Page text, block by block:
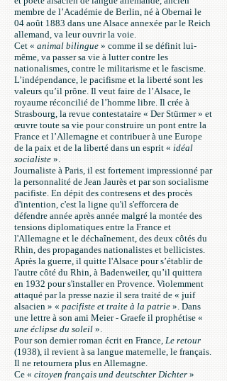
membre de l’Académie de Berlin, né à Obernai le
04 août 1883 dans une Alsace annexée par le Reich
allemand, va leur ouvrir la voie.
Cet « animal bilingue » comme il se définit lui-
même, va passer sa vie à lutter contre les
nationalismes, contre le militarisme et le fascisme.
L’indépendance, le pacifisme et la liberté sont les
valeurs qu’il prône. Il veut faire de l’Alsace, le
royaume réconcilié de l’homme libre. Il crée à
Strasbourg, la revue contestataire « Der Stürmer » et
œuvre toute sa vie pour construire un pont entre la
France et l’Allemagne et contribuer à une Europe
de la paix et de la liberté dans un esprit « idéal
socialiste ».
Journaliste à Paris, il est fortement impressionné par
la personnalité de Jean Jaurès et par son socialisme
pacifiste. En dépit des contresens et des procès
d'intention, c'est la ligne qu'il s'efforcera de
défendre année après année malgré la montée des
tensions diplomatiques entre la France et
l'Allemagne et le déchaînement, des deux côtés du
Rhin, des propagandes nationalistes et bellicistes.
Après la guerre, il quitte l'Alsace pour s’établir de
l'autre côté du Rhin, à Badenweiler, qu’il quittera
en 1932 pour s'installer en Provence. Violemment
attaqué par la presse nazie il sera traité de « juif
alsacien » « pacifiste et traite à la patrie ». Dans
une lettre à son ami Meier - Graefe il prophétise «
une éclipse du soleil ».
Pour son dernier roman écrit en France, Le retour
(1938), il revient à sa langue maternelle, le français.
Il ne retournera plus en Allemagne.
Ce « citoyen français und deutschter Dichter »